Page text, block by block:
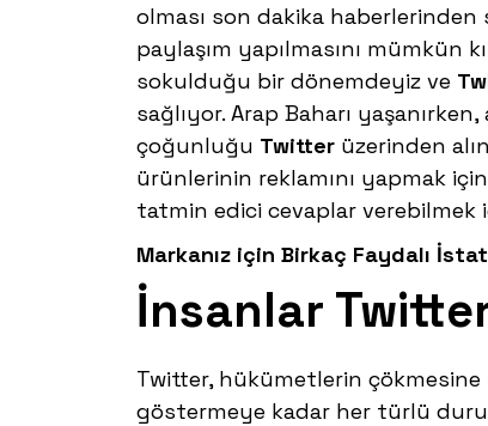
olması son dakika
paylaşım yapılmasını mümkün
sokulduğu bir dönemdeyiz ve
sağlıyor. Arap Baharı
çoğunluğu Twitter üzerinden
ürünlerinin reklamını yapmak
tatmin edici cevaplar verebilmek
Markanız için Birkaç Faydalı
İnsanlar
Twitter, hükümetlerin
göstermeye kadar her türlü